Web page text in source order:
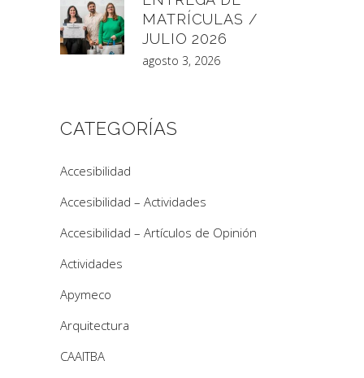
MATRÍCULAS /
JULIO 2026
agosto 3, 2026
CATEGORÍAS
Accesibilidad
Accesibilidad – Actividades
Accesibilidad – Artículos de Opinión
Actividades
Apymeco
Arquitectura
CAAITBA